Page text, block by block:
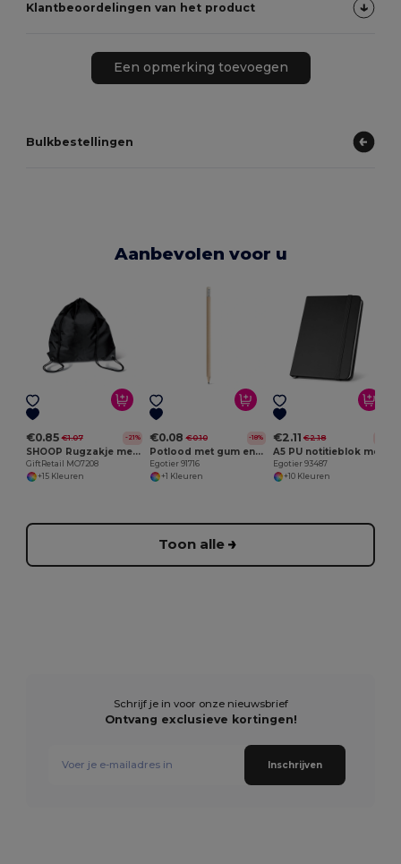
Klantbeoordelingen van het product
Een opmerking toevoegen
Bulkbestellingen
Aanbevolen voor u
€0.85 €1.07 -21%
SHOOP Rugzakje met koord
GiftRetail MO7208
+15 Kleuren
€0.08 €0.10 -18%
Potlood met gum en hardheid HB
Egotier 91716
+1 Kleuren
€2.11 €2.18
Egotier 93487
+10 Kleuren
Toon alle
Schrijf je in voor onze nieuwsbrief
Ontvang exclusieve kortingen!
Inschrijven